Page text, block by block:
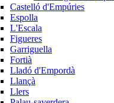
Castelló d'Empúries
Espolla
L'Escala
Figueres
Garriguella
Fortià
Lladó d'Empordà
Llançà
Llers